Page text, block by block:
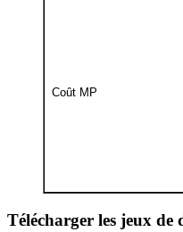
Coût MP
Télécharger les jeux de